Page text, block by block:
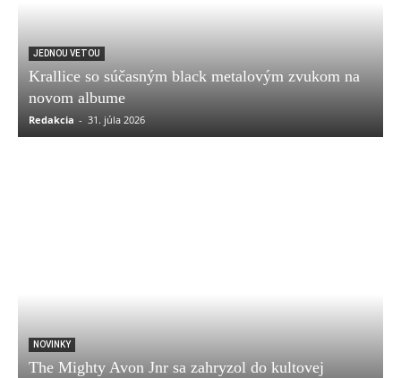
JEDNOU VETOU
Krallice so súčasným black metalovým zvukom na
novom albume
Redakcia - 31. júla 2026
NOVINKY
The Mighty Avon Jnr sa zahryzol do kultovej